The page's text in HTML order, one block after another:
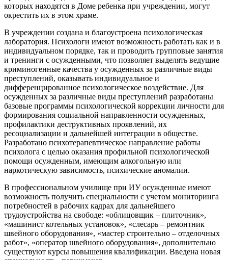
которых находятся в Доме ребенка при учреждении, могут
окрестить их в этом храме.
В учреждении создана и благоустроена психологическая
лаборатория. Психологи имеют возможность работать как и в
индивидуальном порядке, так и проводить групповые занятия
и тренинги с осужденными, что позволяет выделять ведущие
криминогенные качества у осужденных за различные виды
преступлений, оказывать индивидуальное и
дифференцированное психологическое воздействие. Для
осужденных за различные виды преступлений разработаны
базовые программы психологической коррекции личности для
формирования социальной направленности осужденных,
профилактики деструктивных проявлений, их
ресоциализации и дальнейшей интеграции в обществе.
Разработано психотерапевтическое направление работы
психолога с целью оказания профильной психологической
помощи осужденным, имеющим алкогольную или
наркотическую зависимость, психические аномалии.
В профессиональном училище при ИУ осужденные имеют
возможность получить специальности с учетом мониторинга
потребностей в рабочих кадрах для дальнейшего
трудоустройства на свободе: «облицовщик – плиточник»,
«машинист котельных установок», «слесарь – ремонтник
швейного оборудования», «мастер строительно – отделочных
работ», «оператор швейного оборудования», дополнительно
существуют курсы повышения квалификации. Введена новая